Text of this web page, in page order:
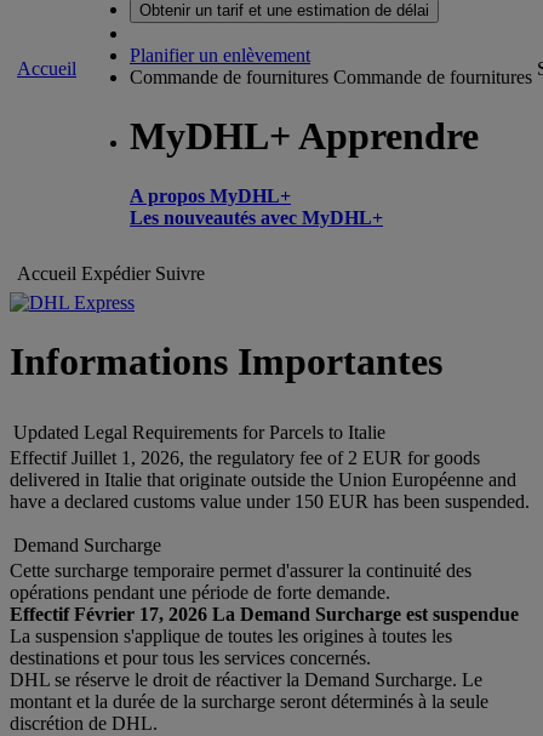
Accueil
Obtenir un tarif et une estimation de délai
Planifier un enlèvement
Commande de fournitures Commande de fournitures
MyDHL+ Apprendre
A propos MyDHL+
Les nouveautés avec MyDHL+
Accueil Expédier Suivre
Informations Importantes
Updated Legal Requirements for Parcels to Italie
Effectif Juillet 1, 2026, the regulatory fee of 2 EUR for goods
delivered in Italie that originate outside the Union Européenne and
have a declared customs value under 150 EUR has been suspended.
Demand Surcharge
Cette surcharge temporaire permet d'assurer la continuité des
opérations pendant une période de forte demande.
Effectif Février 17, 2026 La Demand Surcharge est suspendue
La suspension s'applique de toutes les origines à toutes les
destinations et pour tous les services concernés.
DHL se réserve le droit de réactiver la Demand Surcharge. Le
montant et la durée de la surcharge seront déterminés à la seule
discrétion de DHL.